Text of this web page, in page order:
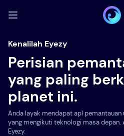
LOG MASUK
Demo
Ciri-ciri
Tentang kami
Blog
Kenalilah Eyezy
Perisian
yang paling
planet ini.
Anda layak mendapat apl
yang mengikuti teknologi masa
Eyezy.